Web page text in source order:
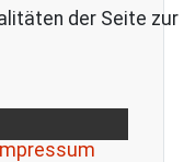
der Seite zur